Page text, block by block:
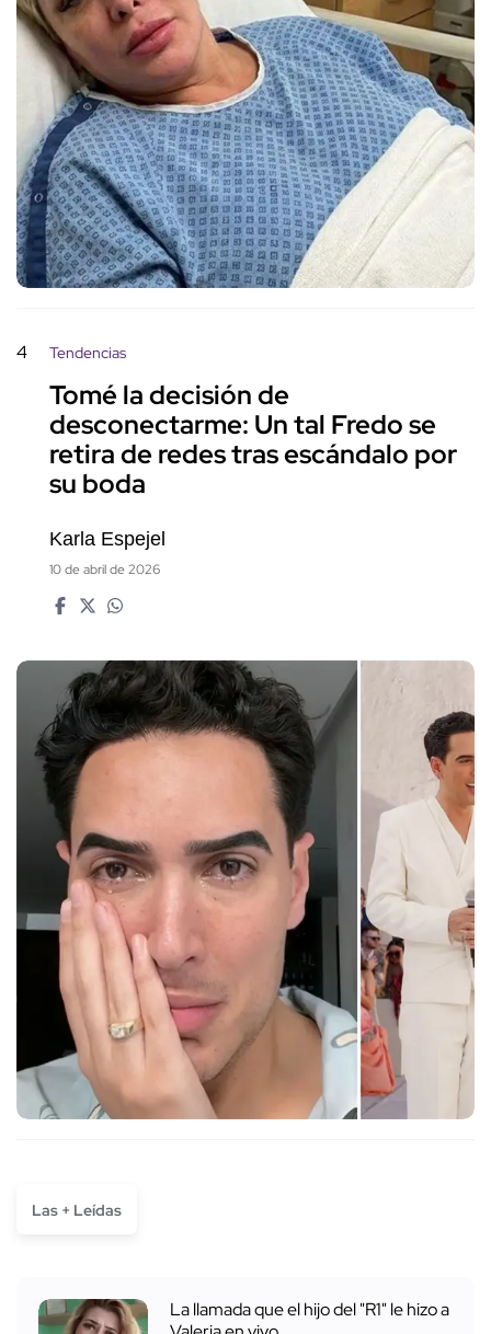
4 Tendencias
Tomé la decisión de
desconectarme: Un tal Fredo se
retira de redes tras escándalo por
su boda
Karla Espejel
10 de abril de 2026
Las + Leídas
La llamada que el hijo del "R1" le hizo a